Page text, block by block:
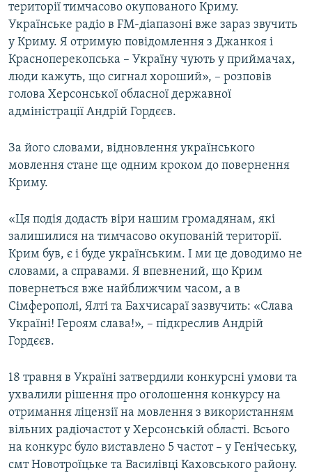
території тимчасово окупованого Криму.
Українське радіо в FM-діапазоні вже зараз звучить
у Криму. Я отримую повідомлення з Джанкоя і
Красноперекопська – Україну чують у приймачах,
люди кажуть, що сигнал хороший», – розповів
голова Херсонської обласної державної
адміністрації Андрій Гордєєв.
За його словами, відновлення українського
мовлення стане ще одним кроком до повернення
Криму.
«Ця подія додасть віри нашим громадянам, які
залишилися на тимчасово окупованій території.
Крим був, є і буде українським. І ми це доводимо не
словами, а справами. Я впевнений, що Крим
повернеться вже найближчим часом, а в
Сімферополі, Ялті та Бахчисараї зазвучить: «Слава
Україні! Героям слава!», – підкреслив Андрій
Гордєєв.
18 травня в Україні затвердили конкурсні умови та
ухвалили рішення про оголошення конкурсу на
отримання ліцензії на мовлення з використанням
вільних радіочастот у Херсонській області. Всього
на конкурс було виставлено 5 частот – у Генічеську,
смт Новотроїцьке та Василівці Каховського району.